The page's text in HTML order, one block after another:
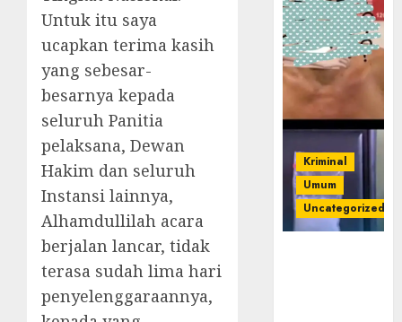
Untuk itu saya
ucapkan terima kasih
yang sebesar-
besarnya kepada
seluruh Panitia
pelaksana, Dewan
Hakim dan seluruh
Instansi lainnya,
Alhamdullilah acara
berjalan lancar, tidak
terasa sudah lima hari
penyelenggaraannya,
Kriminal
Umum
Uncategorized